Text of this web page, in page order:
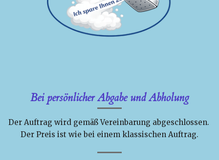
Bei persönlicher Abgabe und Abholung
Der Auftrag wird gemäß Vereinbarung abgeschlossen.
Der Preis ist wie bei einem klassischen Auftrag.